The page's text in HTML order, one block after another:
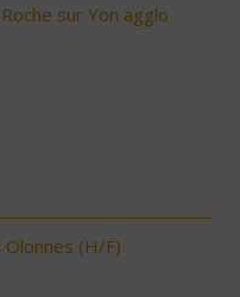
sur Yon agglo
(H/F)